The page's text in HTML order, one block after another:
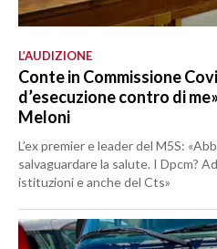
L’AUDIZIONE
Conte in Commissione
d’esecuzione contro di
Meloni
L’ex premier e leader del M5S:
salvaguardare la salute. I Dpcm?
istituzioni e anche del Cts»